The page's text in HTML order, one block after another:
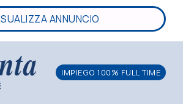
ANNUNCIO
IMPIEGO 100% FULL TIME